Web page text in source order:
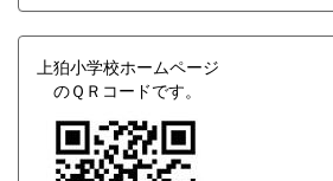
上狛小学校ホームページ
のＱＲコードです。